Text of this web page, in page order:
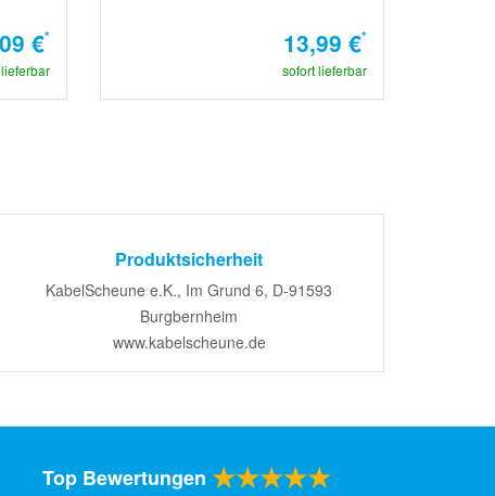
€* 13,99 €*
sofort lieferbar
Produktsicherheit
KabelScheune e.K., Im Grund 6, D-91593
Burgbernheim
www.kabelscheune.de
Top Bewertungen ★★★★★